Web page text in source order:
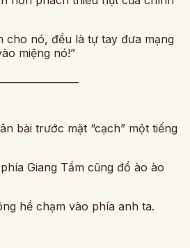
cho nó, đều là tự tay đưa mạng
miệng nó!”
bài trước mặt “cạch” một tiếng
Giang Tầm cũng đổ ào ào
hề chạm vào phía anh ta.